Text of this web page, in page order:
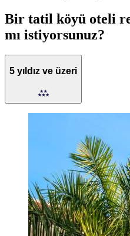
Bir tatil köyü oteli
mı istiyorsunuz?
5 yıldız ve üzeri